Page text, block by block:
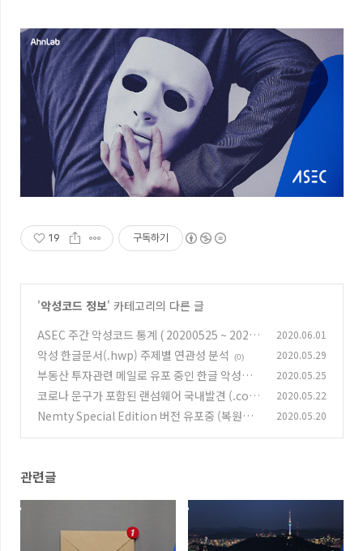
19 구독하기
'악성코드 정보' 카테고리의 다른 글
ASEC 주간 악성코드 통계 ( 20200525 ~ 20200
531 ) (1)
2020.06.01
악성 한글문서(.hwp) 주제별 연관성 분석 (0) 2020.05.29
부동산 투자관련 메일로 유포 중인 한글 악성코
드 (EPS사용)
(0)
2020.05.25
코로나 문구가 포함된 랜섬웨어 국내발견 (.coro
na-lock 확장자)
(0)
2020.05.22
Nemty Special Edition 버전 유포중 (복원가
2020.05.20
관련글